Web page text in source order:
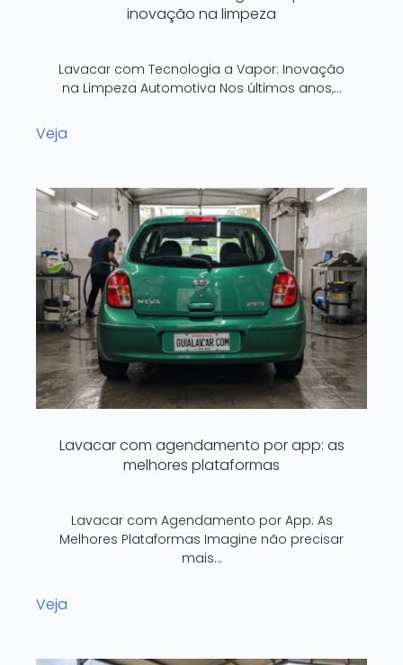
inovação na limpeza
Lavacar com Tecnologia a Vapor: Inovação
na Limpeza Automotiva Nos últimos anos,…
Veja
Lavacar com agendamento por app: as
melhores plataformas
Lavacar com Agendamento por App: As
Melhores Plataformas Imagine não precisar
mais…
Veja